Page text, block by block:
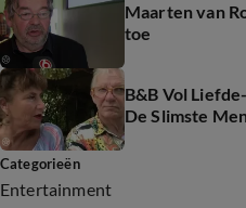
Maarten van
toe
B&B Vol
De Slimste
Categorieën
Entertainment